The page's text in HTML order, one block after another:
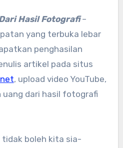
Hasil Fotografi–
yang terbuka lebar
penghasilan
artikel pada situs
, upload video YouTube,
uang dari hasil fotografi
tidak boleh kita sia-